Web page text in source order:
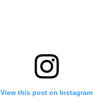
View this post on Instagram